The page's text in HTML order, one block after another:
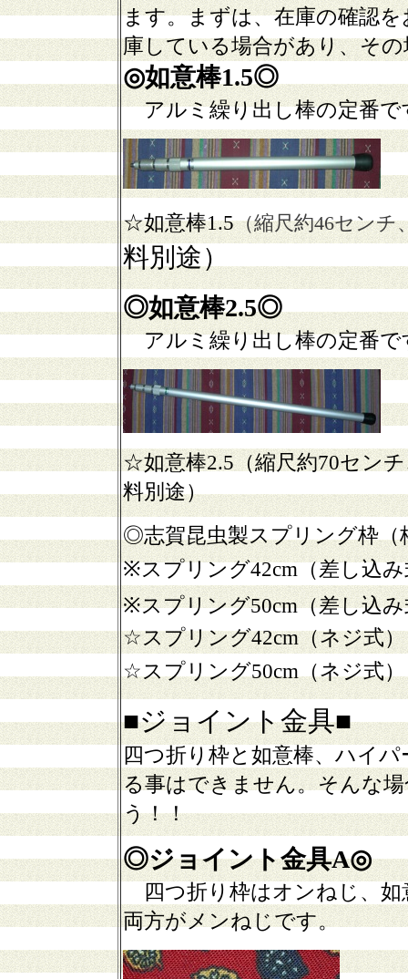
ます。まずは、在庫の確認
庫している場合があり、その
◎如意棒1.5◎
アルミ繰り出し棒の定番で
☆如意棒1.5（縮尺約46センチ
料別途）
◎如意棒2.5◎
アルミ繰り出し棒の定番で
☆如意棒2.5（縮尺約70セン
料別途）
◎志賀昆虫製スプリング枠（
※スプリング42cm（差し込
※スプリング50cm（差し込
☆スプリング42cm（ネジ式）
☆スプリング50cm（ネジ式）
■ジョイント金具■
四つ折り枠と如意棒、ハイ
る事はできません。そんな
う！！
◎ジョイント金具A◎
四つ折り枠はオンねじ、如
両方がメンねじです。